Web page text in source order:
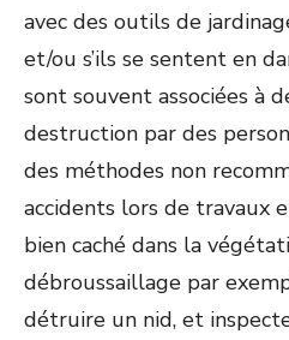
avec des outils de
et/ou s’ils se sentent en
sont souvent associées à
destruction par des
des méthodes non
accidents lors de travaux
bien caché dans la
débroussaillage par
détruire un nid, et